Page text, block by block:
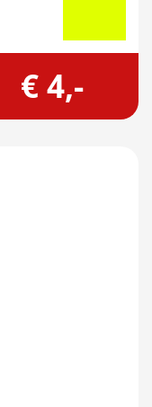
€ 4,-